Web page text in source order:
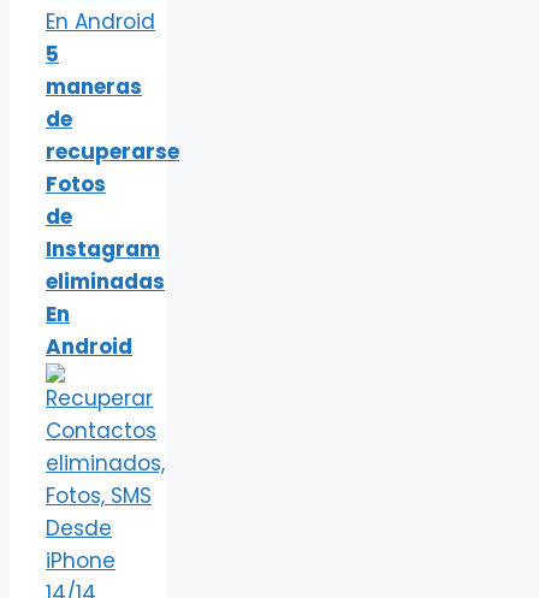
5
maneras
de
recuperarse
Fotos
de
Instagram
eliminadas
En
Android